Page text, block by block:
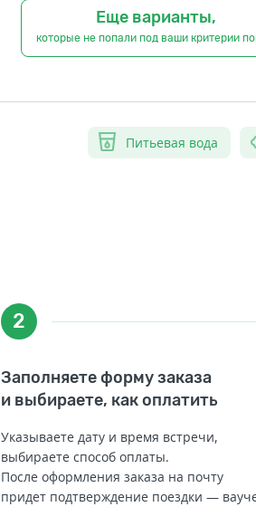
Еще варианты,
которые не попали под ваши критерии
Питьевая вода
2
Заполняете форму заказа
и выбираете, как оплатить
Указываете дату и время встречи,
выбираете способ оплаты.
После оформления заказа на почту
придет подтверждение поездки —